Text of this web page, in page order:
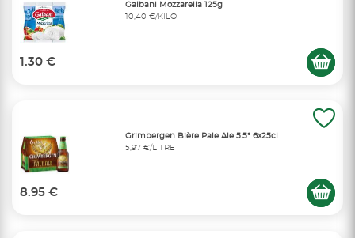
Galbani Mozzarella 125g
10,40 €/KILO
1.30 €
Grimbergen Bière Pale Ale 5.5° 6x25cl
5,97 €/LITRE
8.95 €